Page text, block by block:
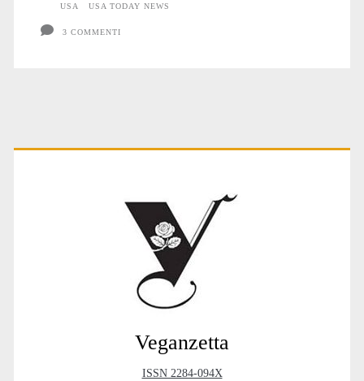
USA
USA TODAY NEWS
3 COMMENTI
Primary
Veganzetta
ISSN 2284-094X